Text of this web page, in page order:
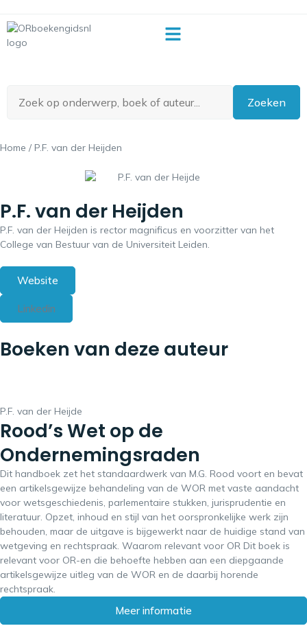
Zoeken
Home / P.F. van der Heijden
P.F. van der Heijden
P.F. van der Heijden is rector magnificus en voorzitter van het
College van Bestuur van de Universiteit Leiden.
Website
Linkedin
Boeken van deze auteur
P.F. van der Heijde
Rood’s Wet op de
Ondernemingsraden
Dit handboek zet het standaardwerk van M.G. Rood voort en bevat
een artikelsgewijze behandeling van de WOR met vaste aandacht
voor wetsgeschiedenis, parlementaire stukken, jurisprudentie en
literatuur. Opzet, inhoud en stijl van het oorspronkelijke werk zijn
behouden, maar de uitgave is bijgewerkt naar de huidige stand van
wetgeving en rechtspraak. Waarom relevant voor OR Dit boek is
relevant voor OR-en die behoefte hebben aan een diepgaande
artikelsgewijze uitleg van de WOR en de daarbij horende
rechtspraak.
Meer informatie